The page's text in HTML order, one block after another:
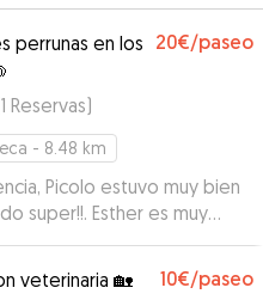
perrunas en los 20€/paseo
1 Reservas)
- 8.48 km
Picolo estuvo muy bien
super!!. Esther es muy
el lugar es muy
veterinaria 🏡 10€/paseo